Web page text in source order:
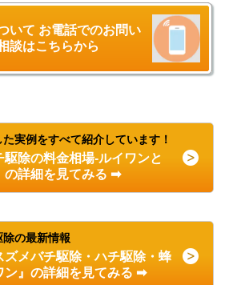
いて お電話でのお問い
談はこちらから
実例をすべて紹介しています！
駆除の料金相場-ルイワンと
の詳細を見てみる ➡
の最新情報
ズメバチ駆除・ハチ駆除・蜂
ン』の詳細を見てみる ➡